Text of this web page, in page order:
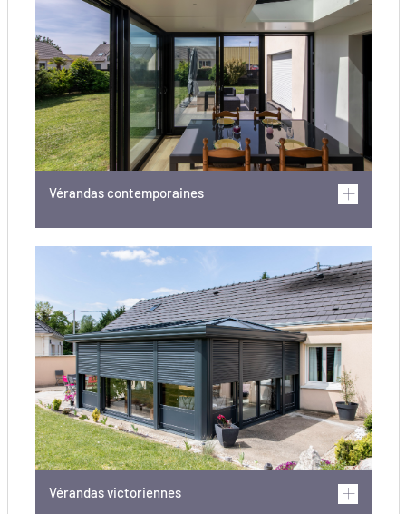
Vérandas contemporaines
Vérandas victoriennes